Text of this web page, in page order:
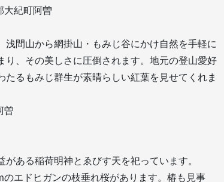
紀町阿曽
浅間山から網掛山・もみじ谷にかけ自然を手軽に
り、その美しさに圧倒されます。地元の登山愛好
るもみじ群生が素晴らしい紅葉を見せてくれま
曽
ある稲荷明神とゑびす天を祀っています。
エドヒガンの枝垂れ桜があります。椿も見事